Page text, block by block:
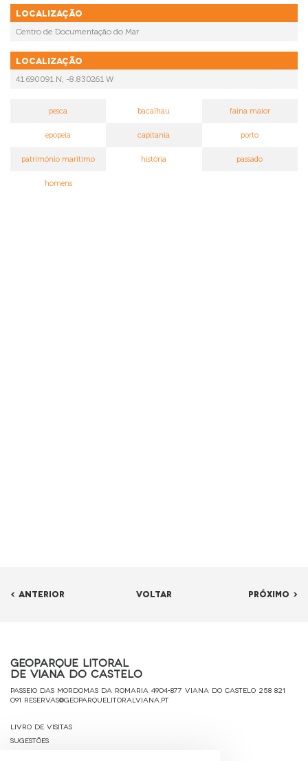
Localização
Centro de Documentação do Mar
Localização
41.690091 N, -8.830261 W
pesca bacalhau faina maior
epopeia capitania porto
património marítimo história passado
homens
< ANTERIOR VOLTAR PRÓXIMO >
Geoparque Litoral
de Viana do Castelo
Passeio das Mordomas da Romaria 4904-877 Viana do Castelo 258 821
091 reservas@geoparquelitoralviana.pt
Livro de Visitas
Sugestões